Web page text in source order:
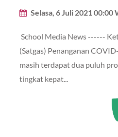
Selasa, 6 Juli 2021 00:00
School Media News ------
(Satgas) Penanganan
masih terdapat dua puluh
tingkat kepat...